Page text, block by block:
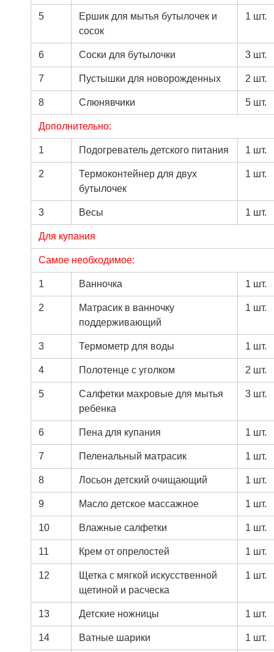
5
Ершик для мытья бутылочек и
сосок
1 шт.
6 Соски для бутылочки 3 шт.
7 Пустышки для новорожденных 2 шт.
8 Слюнявчики 5 шт.
Дополнительно:
1 Подогреватель детского питания 1 шт.
2
Термоконтейнер для двух
бутылочек
1 шт.
3 Весы 1 шт.
Для купания
Самое необходимое:
1 Ванночка 1 шт.
2
Матрасик в ванночку
поддерживающий
1 шт.
3 Термометр для воды 1 шт.
4 Полотенце с уголком 2 шт.
5
Салфетки махровые для мытья
ребенка
3 шт.
6 Пена для купания 1 шт.
7 Пеленальный матрасик 1 шт.
8 Лосьон детский очищающий 1 шт.
9 Масло детское массажное 1 шт.
10 Влажные салфетки 1 шт.
11 Крем от опрелостей 1 шт.
12
Щетка с мягкой искусственной
щетиной и расческа
1 шт.
13 Детские ножницы 1 шт.
14 Ватные шарики 1 шт.